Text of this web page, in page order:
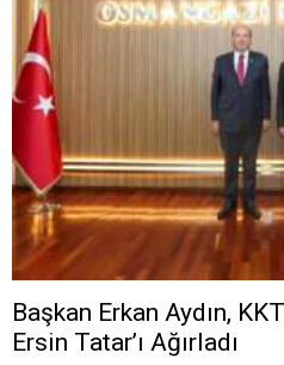
Başkan Erkan Aydın,
Ersin Tatar’ı Ağırladı